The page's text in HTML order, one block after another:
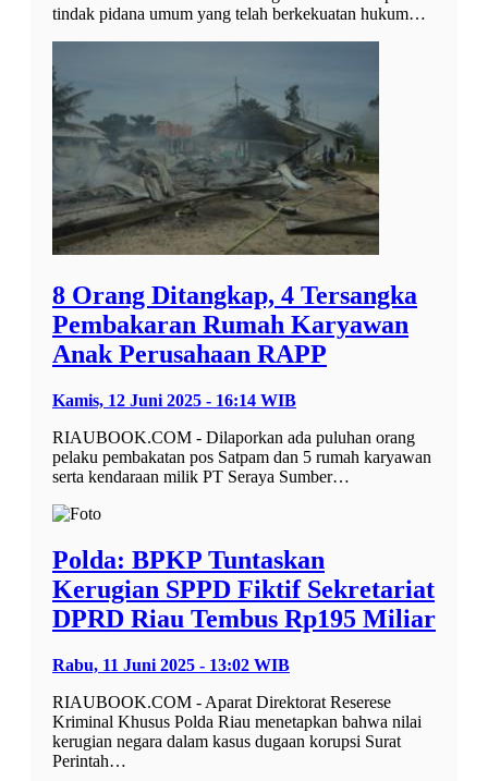
tindak pidana umum yang telah berkekuatan hukum…
8 Orang Ditangkap, 4 Tersangka
Pembakaran Rumah Karyawan
Anak Perusahaan RAPP
Kamis, 12 Juni 2025 - 16:14 WIB
RIAUBOOK.COM - Dilaporkan ada puluhan orang
pelaku pembakatan pos Satpam dan 5 rumah karyawan
serta kendaraan milik PT Seraya Sumber…
Polda: BPKP Tuntaskan
Kerugian SPPD Fiktif Sekretariat
DPRD Riau Tembus Rp195 Miliar
Rabu, 11 Juni 2025 - 13:02 WIB
RIAUBOOK.COM - Aparat Direktorat Reserese
Kriminal Khusus Polda Riau menetapkan bahwa nilai
kerugian negara dalam kasus dugaan korupsi Surat
Perintah…